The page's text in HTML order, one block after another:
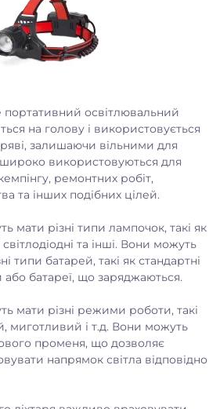
портативний освітлювальний
на голову і використовується
залишаючи вільними для
використовуються для
ремонтних робіт,
та інших подібних цілей.
мати різні типи лампочок, такі як
та інші. Вони можуть
типи батарей, такі як стандартні
або батареї, що заряджаються.
мати різні режими роботи, такі
миготливий і т.д. Вони можуть
променя, що дозволяє
напрямок світла відповідно